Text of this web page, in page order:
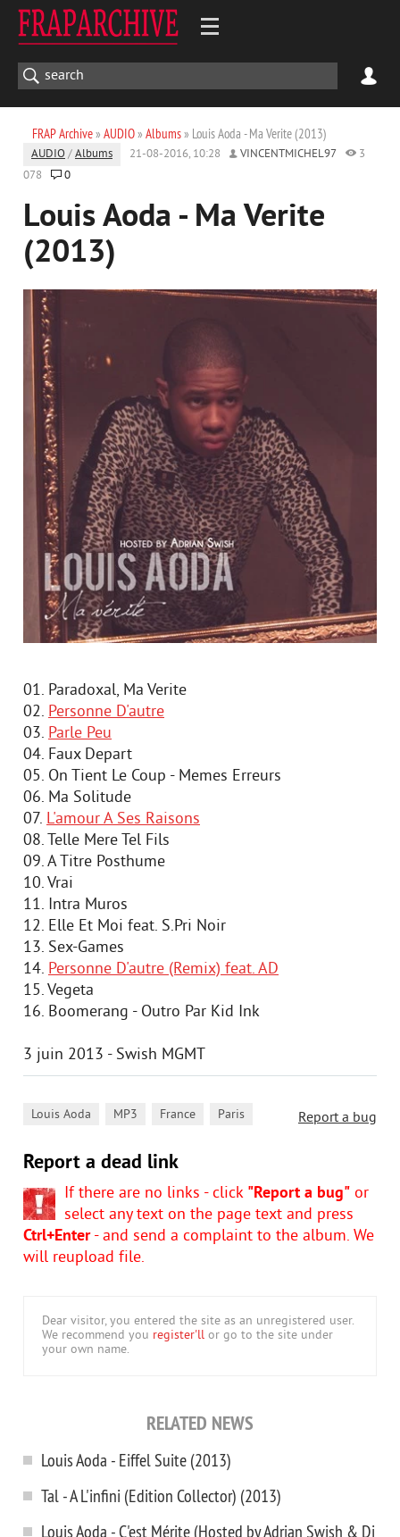
FRAP Archive» AUDIO» Albums» Louis Aoda - Ma Verite (2013)
AUDIO /Albums 21-08-2016, 10:28 VINCENTMICHEL97
3
078
0
Louis Aoda - Ma Verite
(2013)
01. Paradoxal, Ma Verite
02. Personne D'autre
03. Parle Peu
04. Faux Depart
05. On Tient Le Coup - Memes Erreurs
06. Ma Solitude
07. L'amour A Ses Raisons
08. Telle Mere Tel Fils
09. A Titre Posthume
10. Vrai
11. Intra Muros
12. Elle Et Moi feat. S.Pri Noir
13. Sex-Games
14. Personne D'autre (Remix) feat. AD
15. Vegeta
16. Boomerang - Outro Par Kid Ink
3 juin 2013 - Swish MGMT
Report a bug
Louis Aoda MP3 France Paris
Report a dead link
If there are no links - click "Report a bug" or
select any text on the page text and press
Ctrl+Enter- and send a complaint to the album. We
will reupload file.
Dear visitor, you entered the site as an unregistered user.
We recommend you register'll or go to the site under
your own name.
RELATED NEWS
Louis Aoda - Eiffel Suite (2013)
Tal - A L'infini (Edition Collector) (2013)
Louis Aoda - C'est Mérite (Hosted by Adrian Swish & Dj